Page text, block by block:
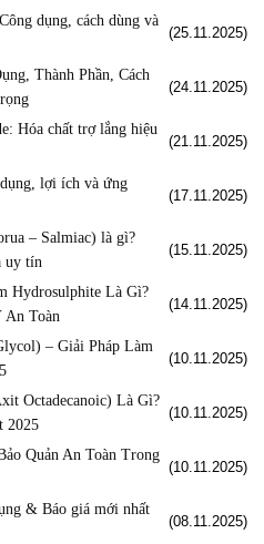
dụng, cách dùng và
(25.11.2025)
Thành Phần, Cách
(24.11.2025)
Hóa chất trợ lắng hiệu
(21.11.2025)
lợi ích và ứng
(17.11.2025)
– Salmiac) là gì?
uy tín
(15.11.2025)
Hydrosulphite Là Gì?
Toàn
(14.11.2025)
– Giải Pháp Làm
(10.11.2025)
Octadecanoic) Là Gì?
2025
(10.11.2025)
Quản An Toàn Trong
(10.11.2025)
& Báo giá mới nhất
(08.11.2025)